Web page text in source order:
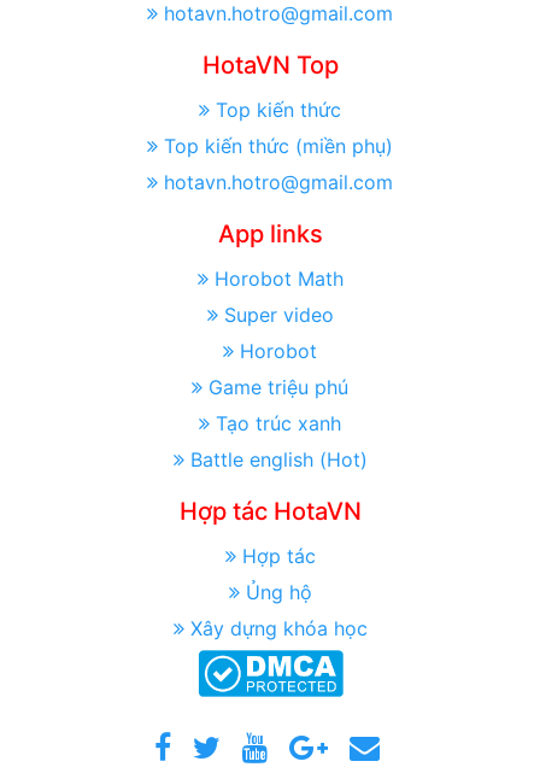
hotavn.hotro@gmail.com
HotaVN Top
Top kiến thức
Top kiến thức (miền phụ)
hotavn.hotro@gmail.com
App links
Horobot Math
Super video
Horobot
Game triệu phú
Tạo trúc xanh
Battle english (Hot)
Hợp tác HotaVN
Hợp tác
Ủng hộ
Xây dựng khóa học